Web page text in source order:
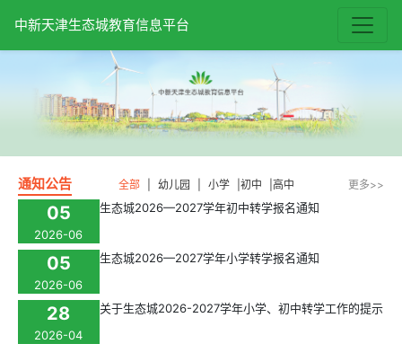
中新天津生态城教育信息平台
通知公告 全部 幼儿园 小学 初中 高中 更多>>
05
2026-06
生态城2026—2027学年初中转学报名通知
05
2026-06
生态城2026—2027学年小学转学报名通知
28
2026-04
关于生态城2026-2027学年小学、初中转学工作的提示